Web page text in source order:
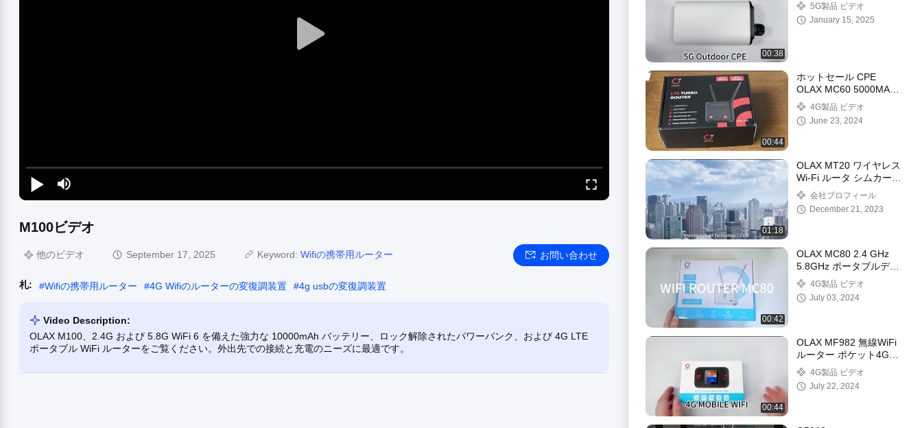
M100ビデオ
他のビデオ September 17, 2025 Keyword: Wifiの携帯用ルーター お問い合わせ
札: #Wifiの携帯用ルーター #4G Wifiのルーターの変復調装置 #4g usbの変復調装置
Video Description:
OLAX M100、2.4G および 5.8G WiFi 6 を備えた強力な 10000mAh バッテリー、ロック解除されたパワーバンク、および 4G LTE
ポータブル WiFi ルーターをご覧ください。外出先での接続と充電のニーズに最適です。
00:38
5G製品 ビデオ
January 15, 2025
00:44
ホットセール CPE
OLAX MC60 5000MAH
バッテリー 4g lte wifi ル
ータ 4g CPE ルータ モ
デム 4g wifi
4G製品 ビデオ
June 23, 2024
01:18
OLAX MT20 ワイヤレス
Wi-Fi ルータ シムカード
150 Mbps
会社プロフィール
December 21, 2023
00:42
OLAX MC80 2.4 GHz
5.8GHz ポータブルデザ
イン ポータブルWiFiル
ーター Fdd
B1/3/7/8/20/28/38/40
4G製品 ビデオ
July 03, 2024
00:44
OLAX MF982 無線WiFi
ルーター ポケット4G
LTE ポケットWiFiモバ
イル 150Mbps
4G製品 ビデオ
July 22, 2024